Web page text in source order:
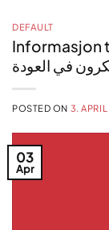
DEFAULT
Informasjon
في العودة
POSTED ON 3.
03
Apr